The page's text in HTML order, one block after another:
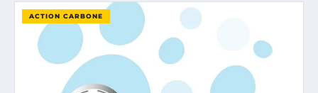
ACTION CARBONE